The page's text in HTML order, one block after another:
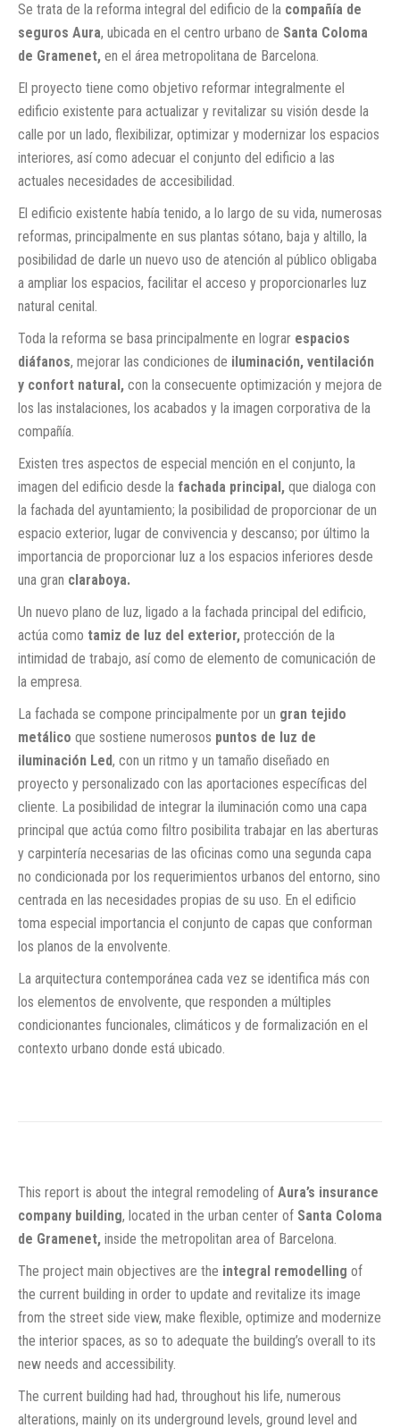
Se trata de la reforma integral del edificio de la compañía de
seguros Aura, ubicada en el centro urbano de Santa Coloma
de Gramenet, en el área metropolitana de Barcelona.
El proyecto tiene como objetivo reformar integralmente el
edificio existente para actualizar y revitalizar su visión desde la
calle por un lado, flexibilizar, optimizar y modernizar los espacios
interiores, así como adecuar el conjunto del edificio a las
actuales necesidades de accesibilidad.
El edificio existente había tenido, a lo largo de su vida, numerosas
reformas, principalmente en sus plantas sótano, baja y altillo, la
posibilidad de darle un nuevo uso de atención al público obligaba
a ampliar los espacios, facilitar el acceso y proporcionarles luz
natural cenital.
Toda la reforma se basa principalmente en lograr espacios
diáfanos, mejorar las condiciones de iluminación, ventilación
y confort natural, con la consecuente optimización y mejora de
los las instalaciones, los acabados y la imagen corporativa de la
compañía.
Existen tres aspectos de especial mención en el conjunto, la
imagen del edificio desde la fachada principal, que dialoga con
la fachada del ayuntamiento; la posibilidad de proporcionar de un
espacio exterior, lugar de convivencia y descanso; por último la
importancia de proporcionar luz a los espacios inferiores desde
una gran claraboya.
Un nuevo plano de luz, ligado a la fachada principal del edificio,
actúa como tamiz de luz del exterior, protección de la
intimidad de trabajo, así como de elemento de comunicación de
la empresa.
La fachada se compone principalmente por un gran tejido
metálico que sostiene numerosos puntos de luz de
iluminación Led, con un ritmo y un tamaño diseñado en
proyecto y personalizado con las aportaciones específicas del
cliente. La posibilidad de integrar la iluminación como una capa
principal que actúa como filtro posibilita trabajar en las aberturas
y carpintería necesarias de las oficinas como una segunda capa
no condicionada por los requerimientos urbanos del entorno, sino
centrada en las necesidades propias de su uso. En el edificio
toma especial importancia el conjunto de capas que conforman
los planos de la envolvente.
La arquitectura contemporánea cada vez se identifica más con
los elementos de envolvente, que responden a múltiples
condicionantes funcionales, climáticos y de formalización en el
contexto urbano donde está ubicado.
This report is about the integral remodeling of Aura’s insurance
company building, located in the urban center of Santa Coloma
de Gramenet, inside the metropolitan area of Barcelona.
The project main objectives are the integral remodelling of
the current building in order to update and revitalize its image
from the street side view, make flexible, optimize and modernize
the interior spaces, as so to adequate the building’s overall to its
new needs and accessibility.
The current building had had, throughout his life, numerous
alterations, mainly on its underground levels, ground level and